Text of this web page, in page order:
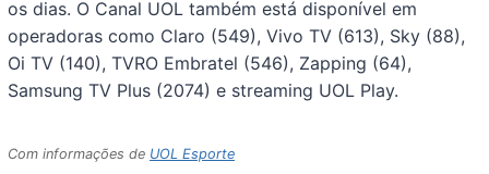
os dias. O Canal UOL também está disponível em
operadoras como Claro (549), Vivo TV (613), Sky (88),
Oi TV (140), TVRO Embratel (546), Zapping (64),
Samsung TV Plus (2074) e streaming UOL Play.
Com informações de UOL Esporte